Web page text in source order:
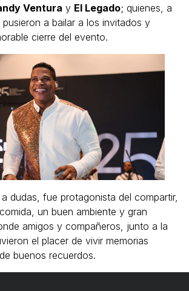
Ventura y El Legado; quienes, a
a bailar a los invitados y
cierre del evento.
dudas, fue protagonista del compartir,
un buen ambiente y gran
amigos y compañeros, junto a la
el placer de vivir memorias
buenos recuerdos.